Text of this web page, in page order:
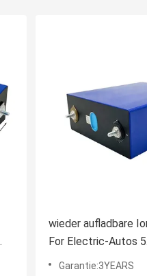
wieder aufladbare
For Electric-Autos
Lithium-1C
Garantie:3YEARS